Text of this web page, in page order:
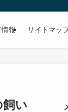
情報 サイトマッ
い